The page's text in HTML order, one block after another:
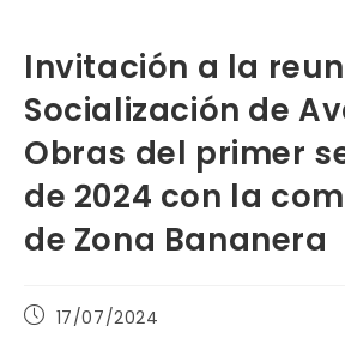
Invitación a la
Socialización de
Obras del primer
de 2024 con la
de Zona Bananera
Publicación
17/07/2024